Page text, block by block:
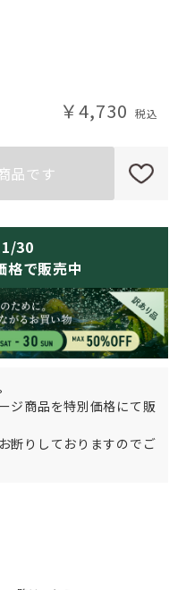
￥4,730
品です
30
格で販売中
ジ商品を特別価格にて販
断りしておりますのでご